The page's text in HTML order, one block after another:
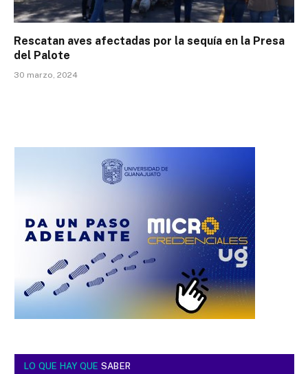
Rescatan aves afectadas por la sequía en la Presa
del Palote
30 marzo, 2024
LO QUE HAY QUE SABER